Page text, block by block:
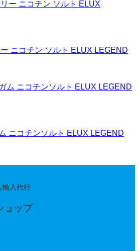
ニコチン ソルト ELUX LEGEND
ニコチンソルト ELUX LEGEND
輸入代行
ョップ